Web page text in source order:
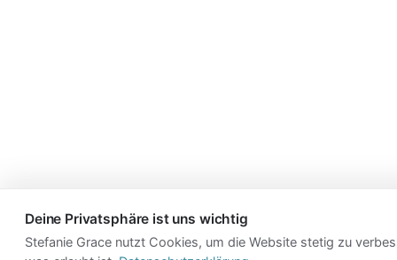
Deine Privatsphäre ist uns wichtig
Stefanie Grace nutzt Cookies, um die Website stetig zu